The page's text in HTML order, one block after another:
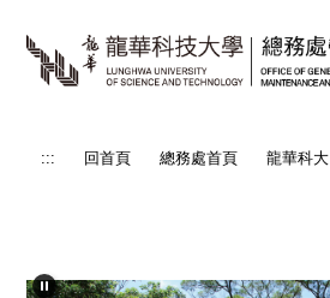
到
::: 回首頁 總務處首頁 龍華科大